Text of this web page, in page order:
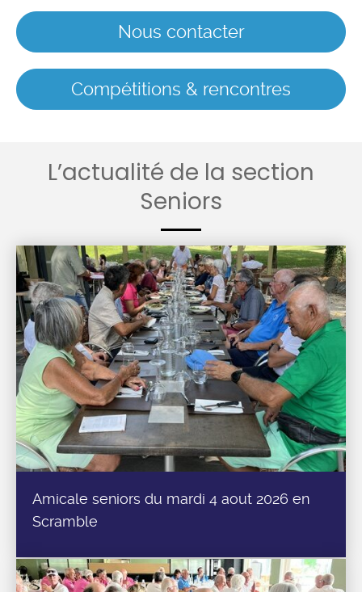
Nous contacter
Compétitions & rencontres
L’actualité de la section
Seniors
Amicale seniors du mardi 4 aout 2026 en
Scramble